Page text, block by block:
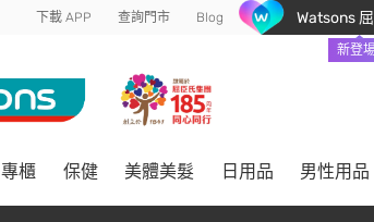
下載 APP 查詢門市 Blog Watsons
新登
專櫃 保健 美體美髮 日用品 男性用品